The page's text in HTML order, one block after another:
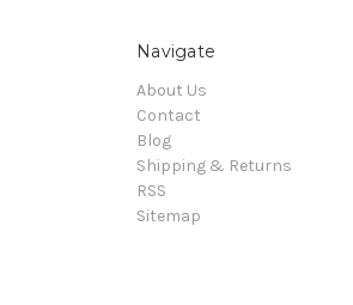
Navigate
About Us
Contact
Blog
Shipping & Returns
RSS
Sitemap